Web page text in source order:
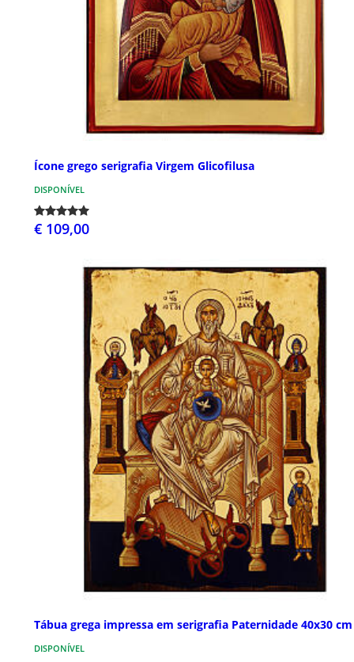
Ícone grego serigrafia Virgem Glicofilusa
DISPONÍVEL
€ 109,00
Tábua grega impressa em serigrafia Paternidade 40x30 cm
DISPONÍVEL